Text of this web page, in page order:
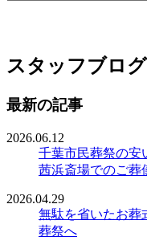
スタッフブログ
最新の記事
2026.06.12
千葉市民葬祭の安
茜浜斎場でのご葬
2026.04.29
無駄を省いたお葬
葬祭へ